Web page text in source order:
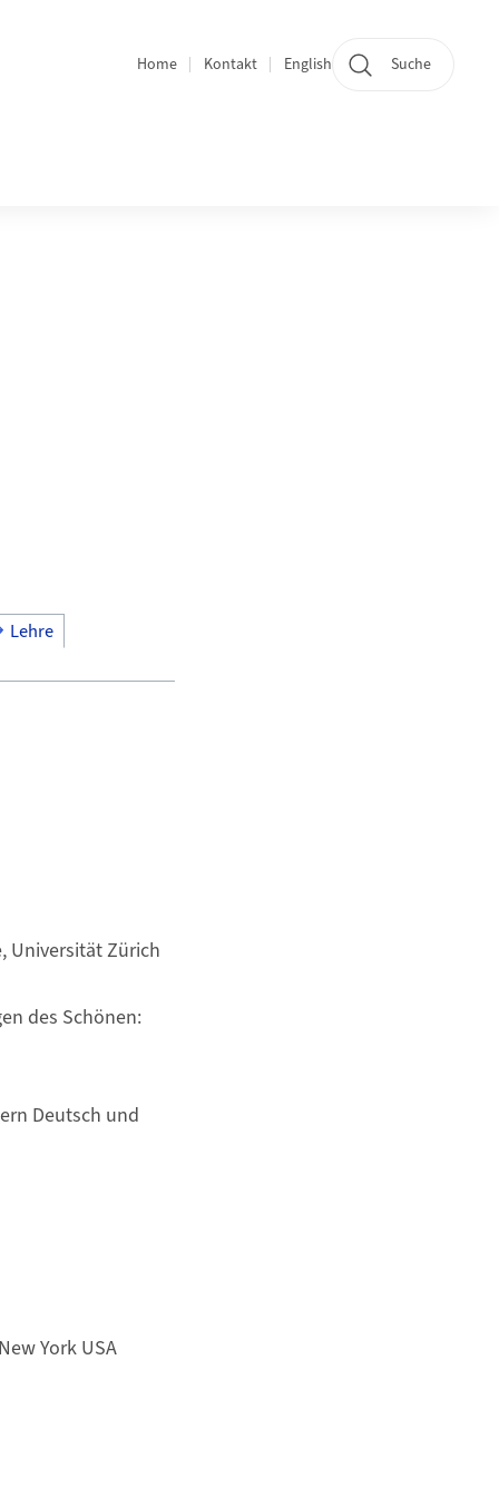
Quicklinks
Home Kontakt English Suche
Lehre
Universität Zürich
des Schönen:
Deutsch und
York USA